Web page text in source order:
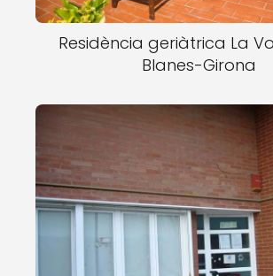
Residència geriàtrica La
Blanes-Girona